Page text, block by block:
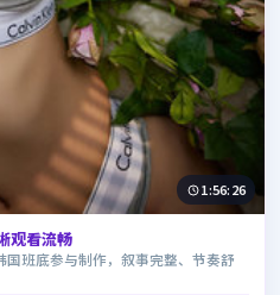
1:56:26
观看流畅
国班底参与制作，叙事完整、节奏舒